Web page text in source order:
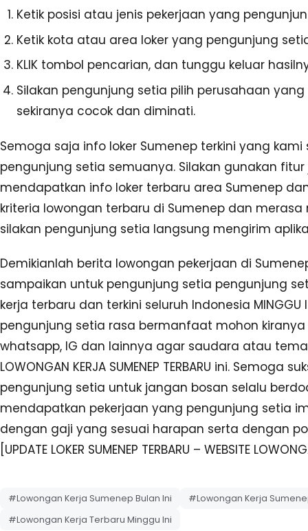
Ketik posisi atau jenis pekerjaan yang
Ketik kota atau area loker yang pengunjung
KLIK tombol pencarian, dan tunggu keluar
Silakan pengunjung setia pilih perusahaan
sekiranya cocok dan diminati.
Semoga saja info loker Sumenep terkini yang
pengunjung setia semuanya. Silakan gunakan
mendapatkan info loker terbaru area Sumenep
kriteria lowongan terbaru di Sumenep dan
silakan pengunjung setia langsung mengirim
Demikianlah berita lowongan pekerjaan di
sampaikan untuk pengunjung setia pengunjung
kerja terbaru dan terkini seluruh Indonesia
pengunjung setia rasa bermanfaat mohon kiranya
whatsapp, IG dan lainnya agar saudara atau
LOWONGAN KERJA SUMENEP TERBARU ini.
pengunjung setia untuk jangan bosan selalu
mendapatkan pekerjaan yang pengunjung setia
dengan gaji yang sesuai harapan serta dengan
[UPDATE LOKER SUMENEP TERBARU – WEBSITE
#Lowongan Kerja Sumenep Bulan Ini
#Lowongan Kerja
#Lowongan Kerja Terbaru Minggu Ini